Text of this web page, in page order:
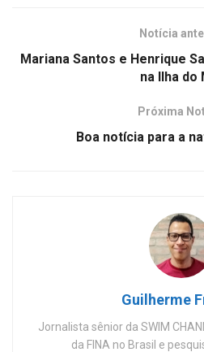
Notícia
Mariana Santos e Henrique
na Ilha do
Próxima
Boa notícia para a
Guilherme
Jornalista sênior da SWIM
da FINA no Brasil e